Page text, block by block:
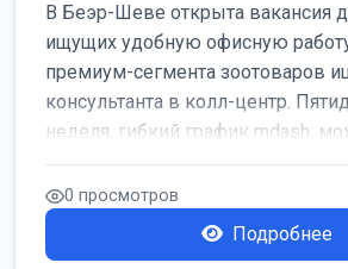
В Беэр-Шеве открыта вакансия
ищущих удобную офисную
премиум-сегмента зоотоваров
консультанта в колл-центр.
неделя, гибкий график mdash;
0 просмотров
Подробнее